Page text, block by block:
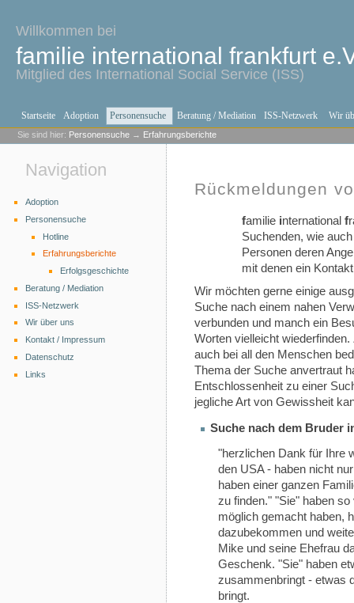
Willkommen bei
familie international frankfurt
Mitglied des International Social Service (ISS)
Startseite Adoption Personensuche Beratung / Mediation ISS-Netzwerk Wir
Sie sind hier: Personensuche → Erfahrungsberichte
Navigation
Adoption
Personensuche
Hotline
Erfahrungsberichte
Erfolgsgeschichte
Beratung / Mediation
ISS-Netzwerk
Wir über uns
Kontakt / Impressum
Datenschutz
Links
Rückmeldungen
familie international f
Suchenden, wie
Personen deren
mit denen ein
Wir möchten gerne einige
Suche nach einem nahen
verbunden und manch ein
Worten vielleicht
auch bei all den Menschen
Thema der Suche anvertraut
Entschlossenheit zu einer
jegliche Art von Gewissheit
Suche nach dem Bruder
"herzlichen Dank für Ihre
den USA - haben nicht
haben einer ganzen
zu finden." "Sie" haben
möglich gemacht haben,
dazubekommen und
Mike und seine Ehefrau
Geschenk. "Sie" haben
zusammenbringt - etwas
bringt.